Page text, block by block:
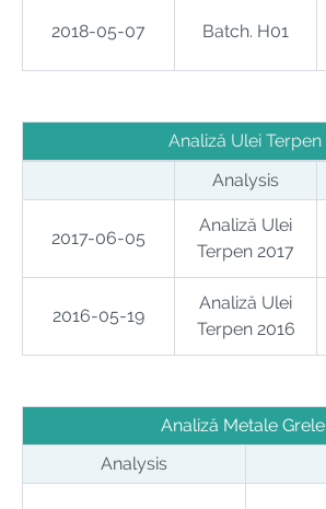
2018-05-07 Batch. H01
Analiză Ulei Terpen
Analysis
2017-06-05
Analiză Ulei
Terpen 2017
2016-05-19
Analiză Ulei
Terpen 2016
Analiză Metale Grele
Analysis